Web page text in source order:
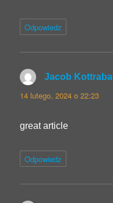
Odpowiedz
Jacob Kottraba
14 lutego, 2024 o 22:23
great article
Odpowiedz